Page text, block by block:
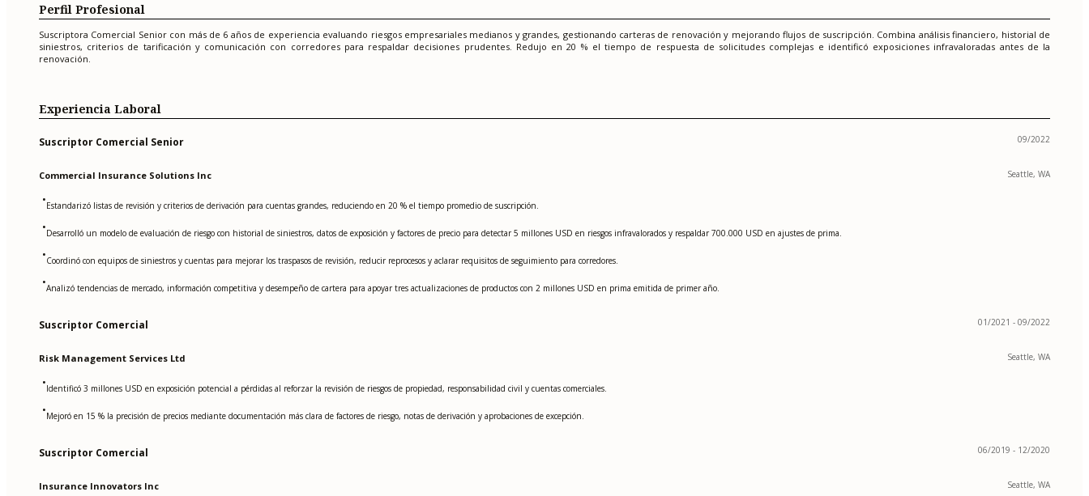
Perfil Profesional
Suscriptora Comercial Senior con más de 6 años de experiencia evaluando riesgos empresariales medianos y grandes, gestionando carteras de renovación y mejorando flujos de suscripción. Combina análisis financiero, historial de
siniestros, criterios de tarificación y comunicación con corredores para respaldar decisiones prudentes. Redujo en 20 % el tiempo de respuesta de solicitudes complejas e identificó exposiciones infravaloradas antes de la
renovación.
Experiencia Laboral
Suscriptor Comercial Senior 09/2022
Commercial Insurance Solutions Inc Seattle, WA
•Estandarizó listas de revisión y criterios de derivación para cuentas grandes, reduciendo en 20 % el tiempo promedio de suscripción.
•Desarrolló un modelo de evaluación de riesgo con historial de siniestros, datos de exposición y factores de precio para detectar 5 millones USD en riesgos infravalorados y respaldar 700.000 USD en ajustes de prima.
•Coordinó con equipos de siniestros y cuentas para mejorar los traspasos de revisión, reducir reprocesos y aclarar requisitos de seguimiento para corredores.
•Analizó tendencias de mercado, información competitiva y desempeño de cartera para apoyar tres actualizaciones de productos con 2 millones USD en prima emitida de primer año.
Suscriptor Comercial 01/2021 - 09/2022
Risk Management Services Ltd Seattle, WA
•Identificó 3 millones USD en exposición potencial a pérdidas al reforzar la revisión de riesgos de propiedad, responsabilidad civil y cuentas comerciales.
•Mejoró en 15 % la precisión de precios mediante documentación más clara de factores de riesgo, notas de derivación y aprobaciones de excepción.
Suscriptor Comercial 06/2019 - 12/2020
Insurance Innovators Inc Seattle, WA